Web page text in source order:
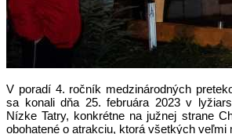
V poradí 4. ročník medzinárodných
sa konali dňa 25. februára 2023 v
Nízke Tatry, konkrétne na južnej strane
obohatené o atrakciu, ktorá všetkých veľmi